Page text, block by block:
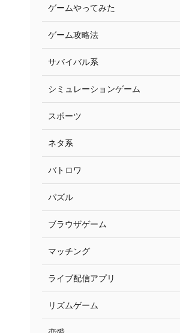
ゲームやってみた
ゲーム攻略法
サバイバル系
シミュレーションゲーム
スポーツ
ネタ系
バトロワ
パズル
ブラウザゲーム
マッチング
ライブ配信アプリ
リズムゲーム